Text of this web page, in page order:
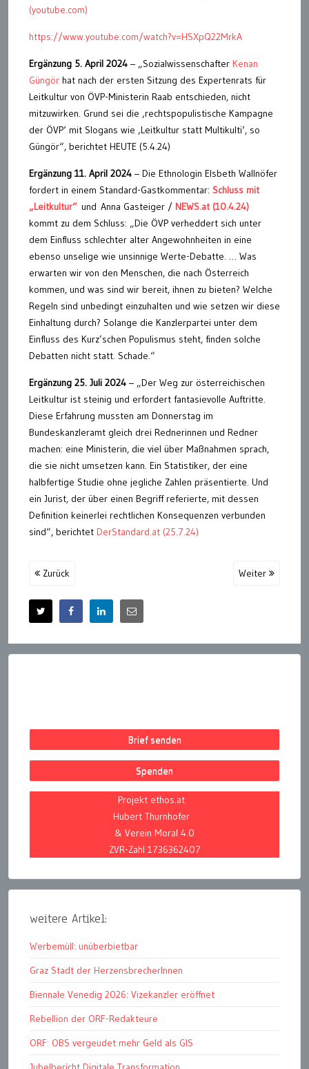
(youtube.com)
https://www.youtube.com/watch?v=HSXpQ22MrkA
Ergänzung 5. April 2024 – „Sozialwissenschafter Kenan
Güngör hat nach der ersten Sitzung des Expertenrats für
Leitkultur von ÖVP-Ministerin Raab entschieden, nicht
mitzuwirken. Grund sei die ‚rechtspopulistische Kampagne
der ÖVP‘ mit Slogans wie ‚Leitkultur statt Multikulti‘, so
Güngör“, berichtet HEUTE (5.4.24)
Ergänzung 11. April 2024 – Die Ethnologin Elsbeth Wallnöfer
fordert in einem Standard-Gastkommentar: Schluss mit
„Leitkultur“ und Anna Gasteiger / NEWS.at (10.4.24)
kommt zu dem Schluss: „Die ÖVP verheddert sich unter
dem Einfluss schlechter alter Angewohnheiten in eine
ebenso unselige wie unsinnige Werte-Debatte. … Was
erwarten wir von den Menschen, die nach Österreich
kommen, und was sind wir bereit, ihnen zu bieten? Welche
Regeln sind unbedingt einzuhalten und wie setzen wir diese
Einhaltung durch? Solange die Kanzlerpartei unter dem
Einfluss des Kurz’schen Populismus steht, finden solche
Debatten nicht statt. Schade.“
Ergänzung 25. Juli 2024 – „Der Weg zur österreichischen
Leitkultur ist steinig und erfordert fantasievolle Auftritte.
Diese Erfahrung mussten am Donnerstag im
Bundeskanzleramt gleich drei Rednerinnen und Redner
machen: eine Ministerin, die viel über Maßnahmen sprach,
die sie nicht umsetzen kann. Ein Statistiker, der eine
halbfertige Studie ohne jegliche Zahlen präsentierte. Und
ein Jurist, der über einen Begriff referierte, mit dessen
Definition keinerlei rechtlichen Konsequenzen verbunden
sind“, berichtet DerStandard.at (25.7.24)
Zurück Weiter
Brief senden
Spenden
Projekt ethos.at
Hubert Thurnhofer
& Verein Moral 4.0
ZVR-Zahl 1736362407
weitere Artikel:
Werbemüll: unüberbietbar
Graz Stadt der HerzensbrecherInnen
Biennale Venedig 2026: Vizekanzler eröffnet
Rebellion der ORF-Redakteure
ORF: OBS vergeudet mehr Geld als GIS